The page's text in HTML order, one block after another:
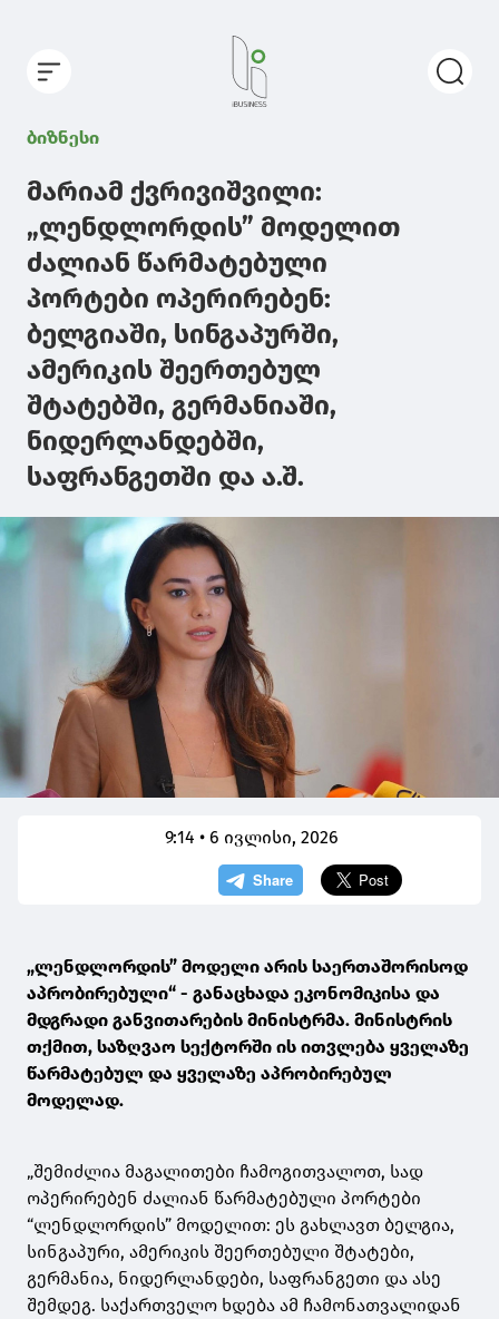
ბიზნესი
მარიამ ქვრივიშვილი:
„ლენდლორდის” მოდელით
ძალიან წარმატებული
პორტები ოპერირებენ:
ბელგიაში, სინგაპურში,
ამერიკის შეერთებულ
შტატებში, გერმანიაში,
ნიდერლანდებში,
საფრანგეთში და ა.შ.
9:14 • 6 ივლისი, 2026
„ლენდლორდის” მოდელი არის საერთაშორისოდ
აპრობირებული“ - განაცხადა ეკონომიკისა და
მდგრადი განვითარების მინისტრმა. მინისტრის
თქმით, საზღვაო სექტორში ის ითვლება ყველაზე
წარმატებულ და ყველაზე აპრობირებულ
მოდელად.
„შემიძლია მაგალითები ჩამოგითვალოთ, სად
ოპერირებენ ძალიან წარმატებული პორტები
“ლენდლორდის” მოდელით: ეს გახლავთ ბელგია,
სინგაპური, ამერიკის შეერთებული შტატები,
გერმანია, ნიდერლანდები, საფრანგეთი და ასე
შემდეგ. საქართველო ხდება ამ ჩამონათვალიდან